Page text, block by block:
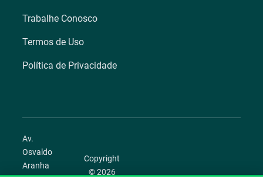
Trabalhe Conosco
Termos de Uso
Política de Privacidade
Av.
Osvaldo
Aranha
Copyright
© 2026